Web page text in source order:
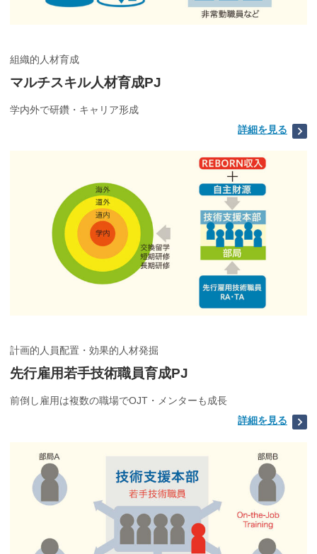
組織的人材育成
マルチスキル人材育成PJ
学内外で研鑽・キャリア形成
詳細を見る
計画的人員配置・効果的人材発掘
先行雇用若手技術職員育成PJ
前倒し雇用は複数の職場でOJT・メンターも成長
詳細を見る